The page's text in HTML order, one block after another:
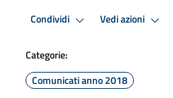
Condividi Vedi azioni
Categorie:
Comunicati anno 2018